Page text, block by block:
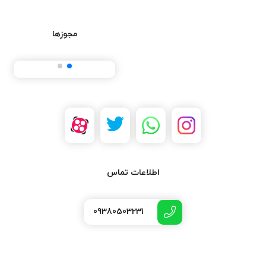
مجوزها
اطلاعات تماس
09380503231